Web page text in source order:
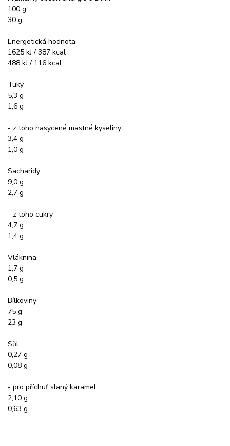
100 g
30 g
Energetická hodnota
1625 kJ / 387 kcal
488 kJ / 116 kcal
Tuky
5,3 g
1,6 g
- z toho nasycené mastné kyseliny
3,4 g
1,0 g
Sacharidy
9,0 g
2,7 g
- z toho cukry
4,7 g
1,4 g
Vláknina
1,7 g
0,5 g
Bílkoviny
75 g
23 g
Sůl
0,27 g
0,08 g
- pro příchuť slaný karamel
2,10 g
0,63 g